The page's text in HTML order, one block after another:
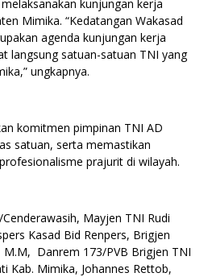
kunjungan kerja
Mimika. “Kedatangan Wakasad
agenda kunjungan kerja
langsung satuan-satuan TNI yang
ungkapnya.
komitmen pimpinan TNI AD
satuan, serta memastikan
prajurit di wilayah.
Mayjen TNI Rudi
Kasad Bid Renpers, Brigjen
M.M, Danrem 173/PVB Brigjen TNI
Kab. Mimika, Johannes Rettob,